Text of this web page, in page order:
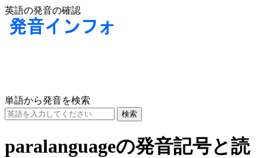
英語の発音の確認
単語から発音を検索
paralanguageの発音記号と読